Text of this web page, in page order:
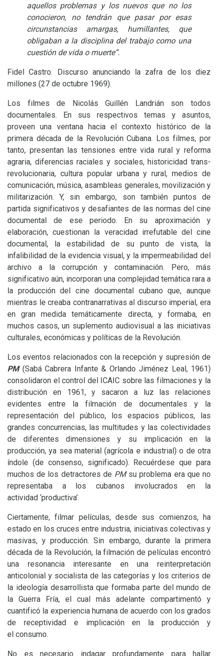
aquellos problemas y los nuevos que no los
conocieron, no tendrán que pasar por esas
circunstancias amargas, humillantes, que
obligaban a la disciplina del trabajo como una
cuestión de vida o muerte”.
Fidel Castro. Discurso anunciando la zafra de los diez
millones (27 de octubre 1969).
Los filmes de Nicolás Guillén Landrián son todos
documentales. En sus respectivos temas y asuntos,
proveen una ventana hacia el contexto histórico de la
primera década de la Revolución Cubana. Los filmes, por
tanto, presentan las tensiones entre vida rural y reforma
agraria, diferencias raciales y sociales, historicidad trans-
revolucionaria, cultura popular urbana y rural, medios de
comunicación, música, asambleas generales, movilización y
militarización. Y, sin embargo, son también puntos de
partida significativos y desafiantes de las normas del cine
documental de ese periodo. En su aproximación y
elaboración, cuestionan la veracidad irrefutable del cine
documental, la estabilidad de su punto de vista, la
infalibilidad de la evidencia visual, y la impermeabilidad del
archivo a la corrupción y contaminación. Pero, más
significativo aún, incorporan una complejidad temática rara a
la producción del cine documental cubano que, aunque
mientras le creaba contranarrativas al discurso imperial, era
en gran medida temáticamente directa, y formaba, en
muchos casos, un suplemento audiovisual a las iniciativas
culturales, económicas y políticas de la Revolución.
Los eventos relacionados con la recepción y supresión de
PM (Sabá Cabrera Infante & Orlando Jiménez Leal, 1961)
consolidaron el control del ICAIC sobre las filmaciones y la
distribución en 1961, y sacaron a luz las relaciones
evidentes entre la filmación de documentales y la
representación del público, los espacios públicos, las
grandes concurrencias, las multitudes y las colectividades
de diferentes dimensiones y su implicación en la
producción, ya sea material (agrícola e industrial) o de otra
índole (de consenso, significado). Recuérdese que para
muchos de los detractores de PMsu problema era que no
representaba a los cubanos involucrados en la
actividad ‘productiva’.
Ciertamente, filmar películas, desde sus comienzos, ha
estado en los cruces entre industria, iniciativas colectivas y
masivas, y producción. Sin embargo, durante la primera
década de la Revolución, la filmación de películas encontró
una resonancia interesante en una reinterpretación
anticolonial y socialista de las categorías y los criterios de
la ideología desarrollista que formaba parte del mundo de
la Guerra Fría, el cual más adelante compartimentó y
cuantificó la experiencia humana de acuerdo con los grados
de receptividad e implicación en la producción y
el consumo.
No es necesario indagar profundamente para hallar